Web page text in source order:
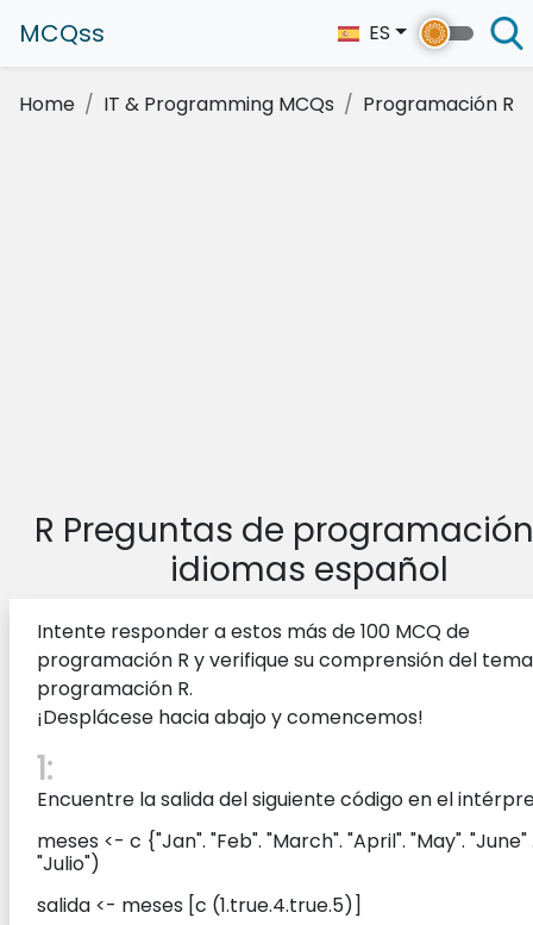
MCQss ES
Home IT & Programming MCQs Programación R
R Preguntas de
idiomas español
Intente responder a estos más de 100 MCQ de
programación R y verifique su comprensión del
programación R.
¡Desplácese hacia abajo y comencemos!
1:
Encuentre la salida del siguiente código en el
meses <- c {"Jan". "Feb". "March". "April". "May". "June"
"Julio")
salida <- meses [c (1.true.4.true.5)]